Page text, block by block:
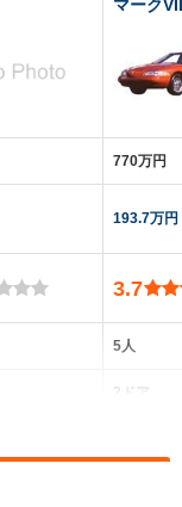
全高
マーク
770万円
193.7万円
3.7
5人
2ドア
全